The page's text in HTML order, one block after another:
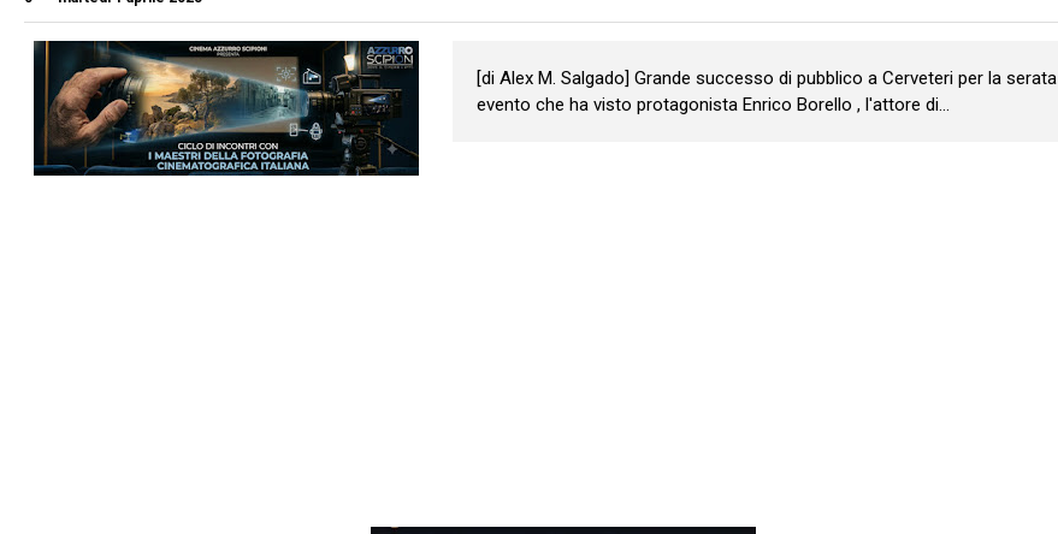
[di Alex M. Salgado] Grande successo di pubblico a Cerveteri per la serata
evento che ha visto protagonista Enrico Borello , l'attore di...